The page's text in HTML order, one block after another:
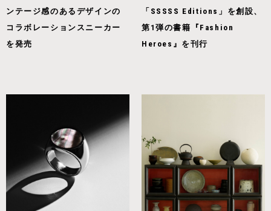
ンテージ感のあるデザインの
コラボレーションスニーカー
を発売
「SSSSS Editions」を創設、
第1弾の書籍『Fashion
Heroes』を刊行